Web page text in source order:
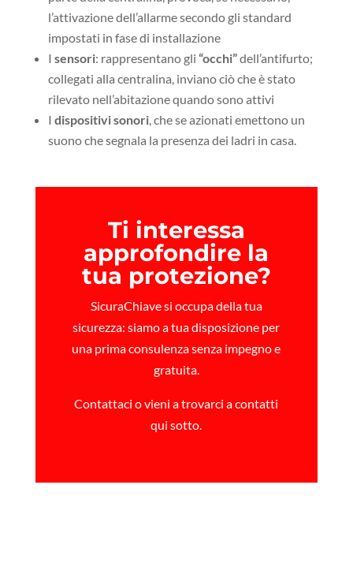
l’attivazione dell’allarme secondo gli standard
impostati in fase di installazione
I sensori: rappresentano gli “occhi”dell’antifurto;
collegati alla centralina, inviano ciò che è stato
rilevato nell’abitazione quando sono attivi
I dispositivi sonori, che se azionati emettono un
suono che segnala la presenza dei ladri in casa.
Ti interessa
approfondire la
tua protezione?
SicuraChiave si occupa della tua
sicurezza: siamo a tua disposizione per
una prima consulenza senza impegno e
gratuita.
Contattaci o vieni a trovarci a contatti
qui sotto.